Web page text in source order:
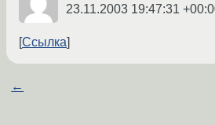
23.11.2003 19:47:31
Ссылка
←